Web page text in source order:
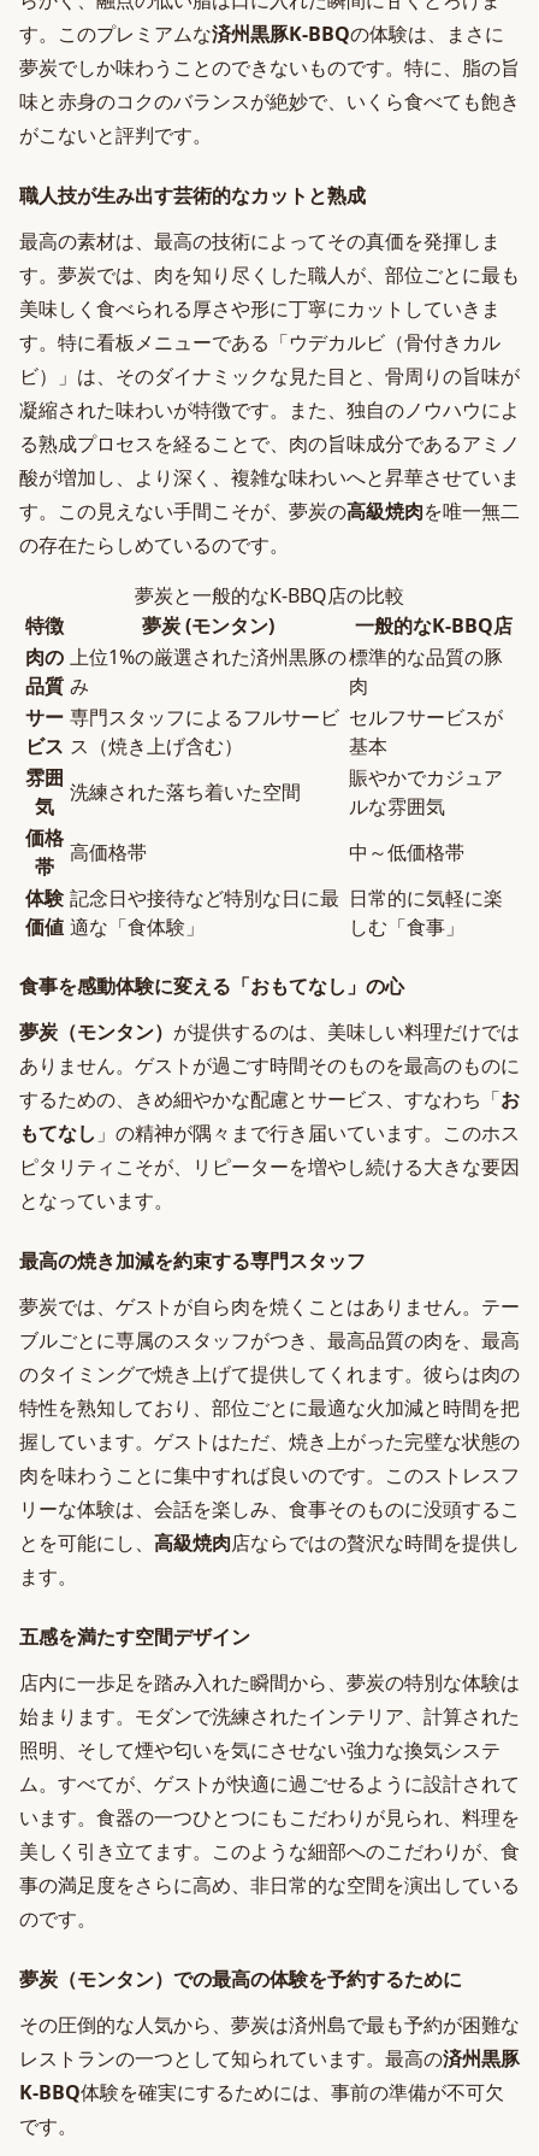
す。このプレミアムな済州黒豚K-BBQの体験は、まさに
夢炭でしか味わうことのできないものです。特に、脂の旨
味と赤身のコクのバランスが絶妙で、いくら食べても飽き
がこないと評判です。
職人技が生み出す芸術的なカットと熟成
最高の素材は、最高の技術によってその真価を発揮しま
す。夢炭では、肉を知り尽くした職人が、部位ごとに最も
美味しく食べられる厚さや形に丁寧にカットしていきま
す。特に看板メニューである「ウデカルビ（骨付きカル
ビ）」は、そのダイナミックな見た目と、骨周りの旨味が
凝縮された味わいが特徴です。また、独自のノウハウによ
る熟成プロセスを経ることで、肉の旨味成分であるアミノ
酸が増加し、より深く、複雑な味わいへと昇華させていま
す。この見えない手間こそが、夢炭の高級焼肉を唯一無二
の存在たらしめているのです。
夢炭と一般的なK-BBQ店の比較
特徴
夢炭 (モンタン)
一般的なK-BBQ店
肉の
品質
上位1%の厳選された済州黒豚の
み
標準的な品質の豚
肉
サー
ビス
専門スタッフによるフルサービ
ス（焼き上げ含む）
セルフサービスが
基本
雰囲
気
洗練された落ち着いた空間
賑やかでカジュア
ルな雰囲気
価格
帯
高価格帯
中～低価格帯
体験
価値
記念日や接待など特別な日に最
適な「食体験」
日常的に気軽に楽
しむ「食事」
食事を感動体験に変える「おもてなし」の心
夢炭（モンタン） が提供するのは、美味しい料理だけでは
ありません。ゲストが過ごす時間そのものを最高のものに
するための、きめ細やかな配慮とサービス、すなわち「お
もてなし 」の精神が隅々まで行き届いています。このホス
ピタリティこそが、リピーターを増やし続ける大きな要因
となっています。
最高の焼き加減を約束する専門スタッフ
夢炭では、ゲストが自ら肉を焼くことはありません。テー
ブルごとに専属のスタッフがつき、最高品質の肉を、最高
のタイミングで焼き上げて提供してくれます。彼らは肉の
特性を熟知しており、部位ごとに最適な火加減と時間を把
握しています。ゲストはただ、焼き上がった完璧な状態の
肉を味わうことに集中すれば良いのです。このストレスフ
リーな体験は、会話を楽しみ、食事そのものに没頭するこ
とを可能にし、 高級焼肉店ならではの贅沢な時間を提供し
ます。
五感を満たす空間デザイン
店内に一歩足を踏み入れた瞬間から、夢炭の特別な体験は
始まります。モダンで洗練されたインテリア、計算された
照明、そして煙や匂いを気にさせない強力な換気システ
ム。すべてが、ゲストが快適に過ごせるように設計されて
います。食器の一つひとつにもこだわりが見られ、料理を
美しく引き立てます。このような細部へのこだわりが、食
事の満足度をさらに高め、非日常的な空間を演出している
のです。
夢炭（モンタン）での最高の体験を予約するために
その圧倒的な人気から、夢炭は済州島で最も予約が困難な
レストランの一つとして知られています。最高の済州黒豚
K-BBQ体験を確実にするためには、事前の準備が不可欠
です。